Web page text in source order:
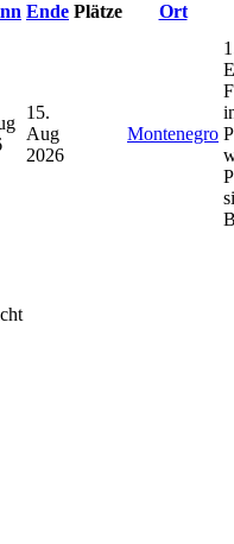
Ende Plätze Ort
15.
Aug
2026
Montenegro